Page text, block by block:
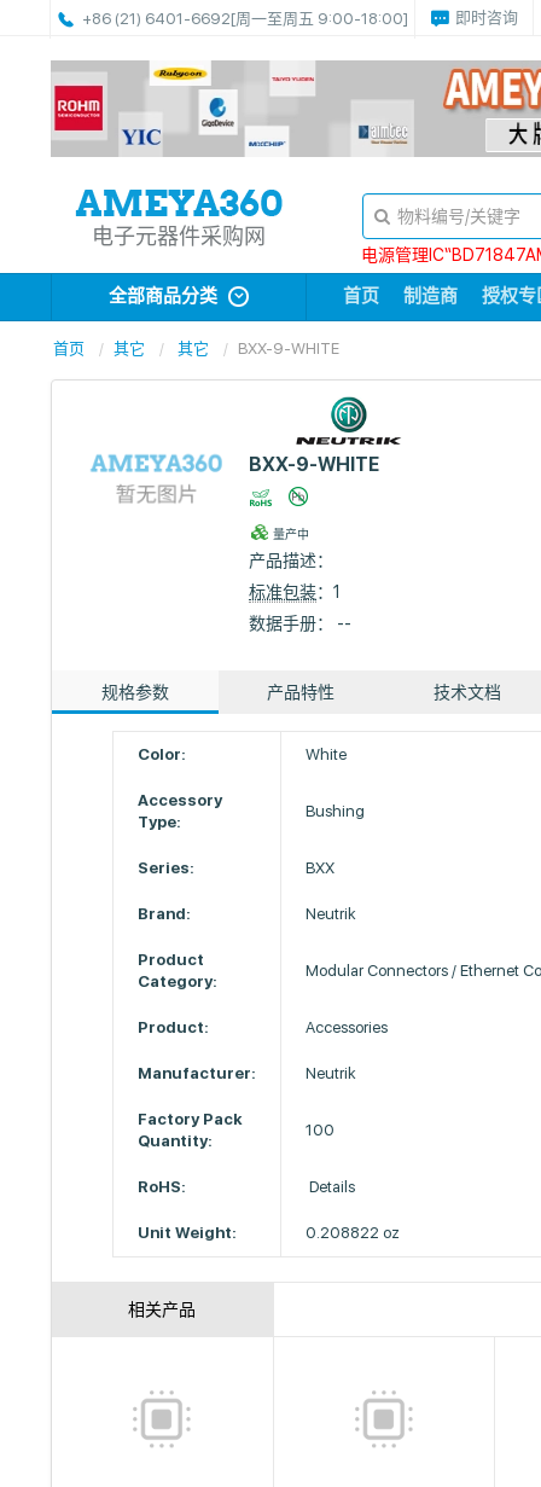
+86 (21) 6401-6692[周一至周五 9:00-18:00] 即时咨询
电子元器件采购网
电源管理
全部商品分类 首页 制造商 授权专
首页 其它 其它 BXX-9-WHITE
BXX-9-WHITE
量产中
产品描述：
标准包装：1
数据手册： --
规格参数 产品特性 技术文档
Color: White
Accessory
Type:
Bushing
Series: BXX
Brand: Neutrik
Product
Category:
Modular Connectors / Ethernet
Product: Accessories
Manufacturer: Neutrik
Factory Pack
Quantity:
100
RoHS: Details
Unit Weight: 0.208822 oz
相关产品